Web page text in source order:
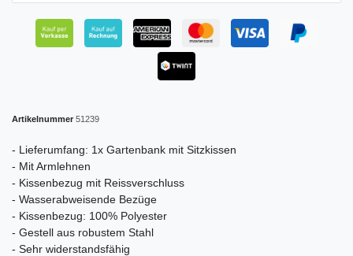
Artikelnummer 51239
- Lieferumfang: 1x Gartenbank mit Sitzkissen
- Mit Armlehnen
- Kissenbezug mit Reissverschluss
- Wasserabweisende Bezüge
- Kissenbezug: 100% Polyester
- Gestell aus robustem Stahl
- Sehr widerstandsfähig